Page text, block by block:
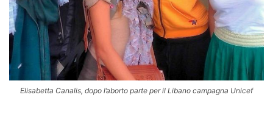
Elisabetta Canalis, dopo l’aborto parte per il Libano campagna Unicef